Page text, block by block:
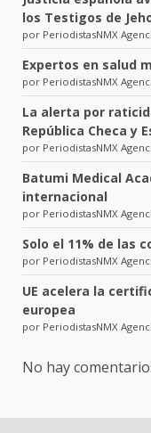
los Testigos de
por PeriodistasNMX
Expertos en salud
por PeriodistasNMX
La alerta por
República Checa y
por PeriodistasNMX
Batumi Medical
internacional
por PeriodistasNMX
Solo el 11% de las
por PeriodistasNMX
UE acelera la
europea
por PeriodistasNMX
No hay